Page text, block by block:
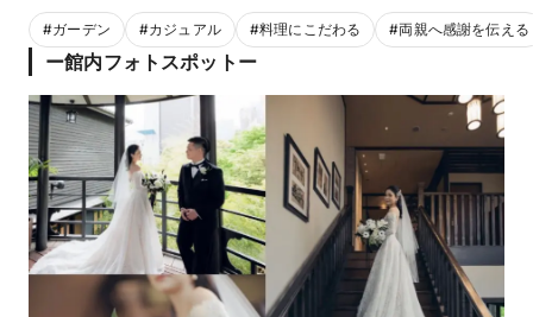
#ガーデン #カジュアル #料理にこだわる #両親へ感謝を伝える
ー館内フォトスポットー